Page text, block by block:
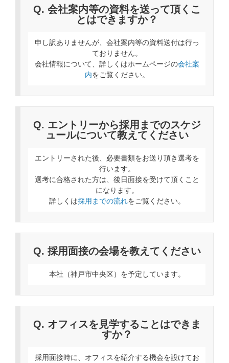
Q. 会社案内等の資料を送って頂くこ
とはできますか？
申し訳ありませんが、会社案内等の資料送付は行っ
ておりません。
会社情報について、詳しくはホームページの会社案
内をご覧ください。
Q. エントリーから採用までのスケジ
ュールについて教えてください
エントリーされた後、必要書類をお送り頂き選考を
行います。
選考に合格された方は、後日面接を受けて頂くこと
になります。
詳しくは採用までの流れをご覧ください。
Q. 採用面接の会場を教えてください
本社（神戸市中央区）を予定しています。
Q. オフィスを見学することはできま
すか？
採用面接時に、オフィスを紹介する機会を設けてお